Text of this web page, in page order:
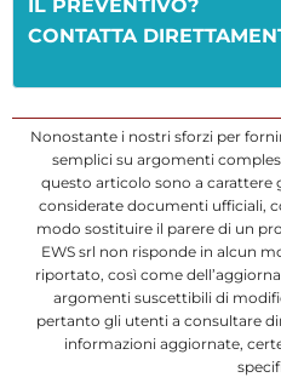
IL PREVENTIVO?
CONTATTA
Nonostante i nostri sforzi per
semplici su argomenti
questo articolo sono a carattere
considerate documenti ufficiali,
modo sostituire il parere di un
EWS srl non risponde in alcun
riportato, così come
argomenti suscettibili di
pertanto gli utenti a consultare
informazioni aggiornate,